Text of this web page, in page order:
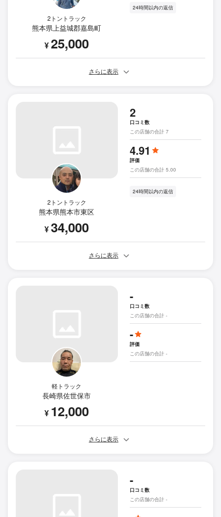
2トントラック
熊本県上益城郡嘉島町
¥25,000
24時間以内の返信
さらに表示
2トントラック
熊本県熊本市東区
¥34,000
2
口コミ数
この店舗の合計 7
4.91
評価
この店舗の合計 5.00
24時間以内の返信
さらに表示
軽トラック
長崎県佐世保市
¥ 12,000
-
口コミ数
この店舗の合計 -
-
評価
この店舗の合計 -
さらに表示
-
口コミ数
この店舗の合計 -